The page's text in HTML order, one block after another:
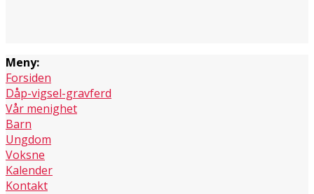
Meny:
Forsiden
Dåp-vigsel-gravferd
Vår menighet
Barn
Ungdom
Voksne
Kalender
Kontakt